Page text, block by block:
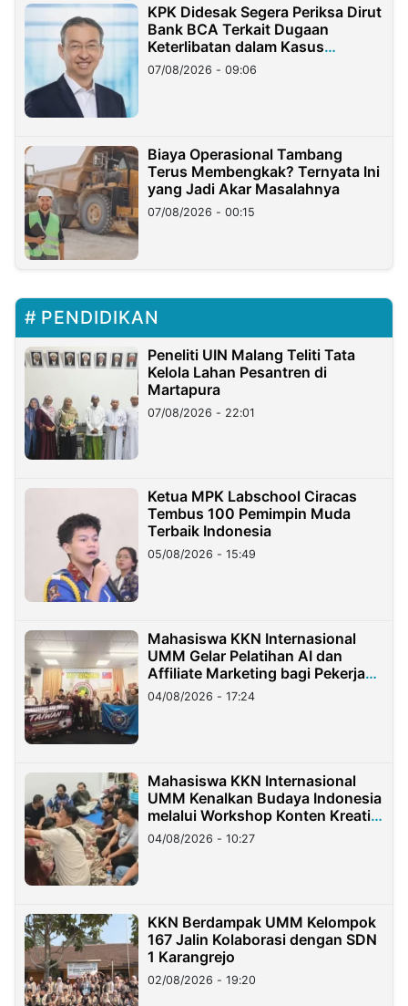
KPK Didesak Segera Periksa Dirut
Bank BCA Terkait Dugaan
Keterlibatan dalam Kasus
Hilangnya Dana Nasabah Rp2,58
Miliar
07/08/2026 - 09:06
Biaya Operasional Tambang
Terus Membengkak? Ternyata Ini
yang Jadi Akar Masalahnya
07/08/2026 - 00:15
PENDIDIKAN
Peneliti UIN Malang Teliti Tata
Kelola Lahan Pesantren di
Martapura
07/08/2026 - 22:01
Ketua MPK Labschool Ciracas
Tembus 100 Pemimpin Muda
Terbaik Indonesia
05/08/2026 - 15:49
Mahasiswa KKN Internasional
UMM Gelar Pelatihan AI dan
Affiliate Marketing bagi Pekerja
Migran Indonesia di Taiwan
04/08/2026 - 17:24
Mahasiswa KKN Internasional
UMM Kenalkan Budaya Indonesia
melalui Workshop Konten Kreatif
di Taiwan
04/08/2026 - 10:27
KKN Berdampak UMM Kelompok
167 Jalin Kolaborasi dengan SDN
1 Karangrejo
02/08/2026 - 19:20